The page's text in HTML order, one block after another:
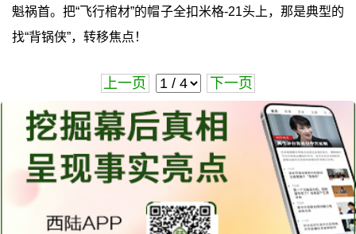
魁祸首。把“飞行棺材”的帽子全扣米格-21头上，那是典型的
找“背锅侠”，转移焦点！
上一页 下一页